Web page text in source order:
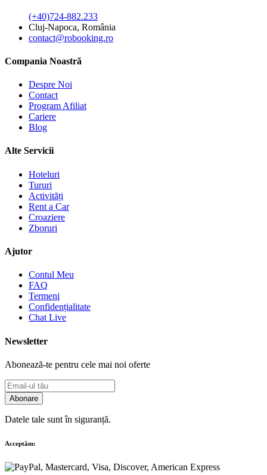
(+40)724-882.233
Cluj-Napoca, România
contact@robooking.ro
Compania Noastră
Despre Noi
Contact
Program Afiliat
Cariere
Blog
Alte Servicii
Hoteluri
Tururi
Activități
Rent a Car
Croaziere
Zboruri
Ajutor
Contul Meu
FAQ
Termeni
Confidențialitate
Chat Live
Newsletter
Abonează-te pentru cele mai noi oferte
Abonare
Datele tale sunt în siguranță.
Acceptăm: